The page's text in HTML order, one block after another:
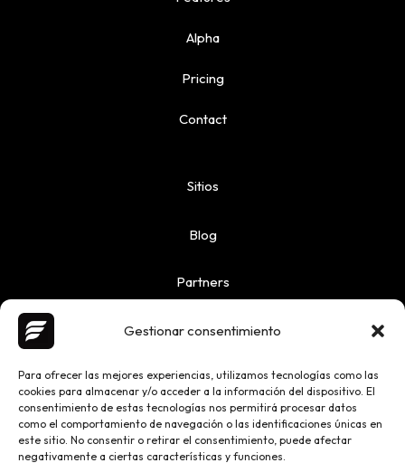
Gestionar consentimiento
Para ofrecer las mejores experiencias, utilizamos tecnologías como las
cookies para almacenar y/o acceder a la información del dispositivo. El
consentimiento de estas tecnologías nos permitirá procesar datos
como el comportamiento de navegación o las identificaciones únicas en
este sitio. No consentir o retirar el consentimiento, puede afectar
negativamente a ciertas características y funciones.
Alpha
Pricing
Contact
Sitios
Blog
Partners
Copyright © 2026 Ailoquence | Powered by Ailoquence